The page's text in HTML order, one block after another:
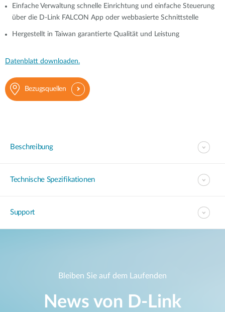
Einfache Verwaltung schnelle Einrichtung und einfache Steuerung
über die D-Link FALCON App oder webbasierte Schnittstelle
Hergestellt in Taiwan garantierte Qualität und Leistung
Datenblatt downloaden.
Bezugsquellen
Beschreibung
Technische Spezifikationen
Support
Bleiben Sie auf dem Laufenden
News von D‑Link